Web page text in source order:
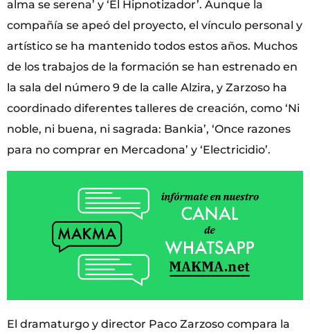
alma se serena’ y ‘El Hipnotizador’. Aunque la
compañía se apeó del proyecto, el vínculo personal y
artístico se ha mantenido todos estos años. Muchos
de los trabajos de la formación se han estrenado en
la sala del número 9 de la calle Alzira, y Zarzoso ha
coordinado diferentes talleres de creación, como ‘Ni
noble, ni buena, ni sagrada: Bankia’, ‘Once razones
para no comprar en Mercadona’ y ‘Electricidio’.
El dramaturgo y director Paco Zarzoso compara la